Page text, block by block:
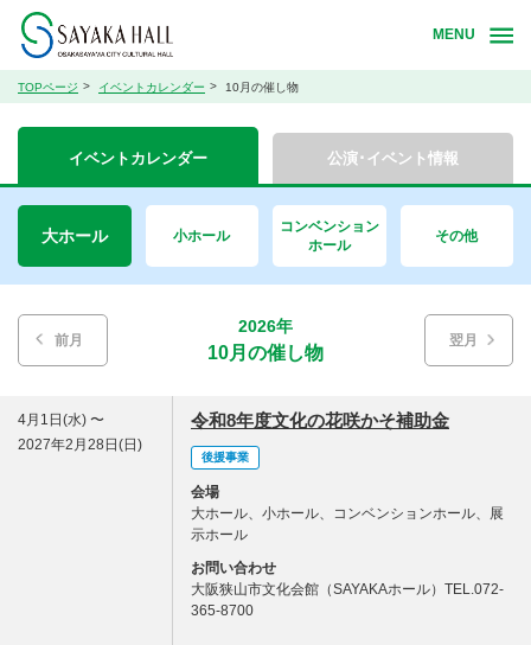
MENU
TOPページ イベントカレンダー 10月の催し物
イベントカレンダー 公演･イベント情報
大ホール 小ホール
コンベンション
ホール
その他
翌月
前月
2026年
10月の催し物
4月1日(水) 〜
2027年2月28日(日)
令和8年度文化の花咲かそ補助金
後援事業
会場
大ホール、小ホール、コンベンションホール、展
示ホール
お問い合わせ
大阪狭山市文化会館（SAYAKAホール）TEL.072-
365-8700